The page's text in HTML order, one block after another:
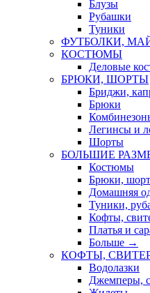
Блузы
Рубашки
Туники
ФУТБОЛКИ,
КОСТЮМЫ
Деловые
БРЮКИ, ШОРТЫ
Бриджи,
Брюки
Легинсы и
Шорты
БОЛЬШИЕ
Костюмы
Брюки,
Домашняя
Туники,
Кофты,
Платья и
Больше →
КОФТЫ,
Водолазки
Джемперы,